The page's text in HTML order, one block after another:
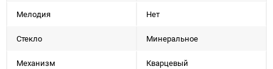
Мелодия Нет
Стекло Минеральное
Механизм Кварцевый